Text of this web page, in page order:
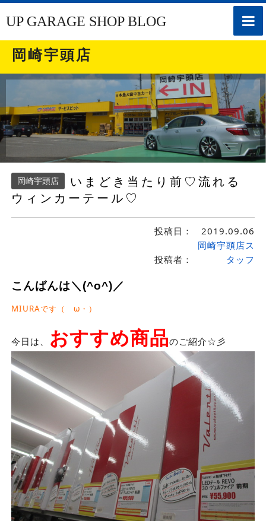
toggle
UP GARAGE SHOP BLOG
岡崎宇頭店
岡崎宇頭店
いまどき当たり前♡流れる
ウィンカーテール♡
投稿日： 2019.09.06
投稿者：
岡崎宇頭店ス
タッフ
こんばんは＼(^o^)／
MIURAです（ゝω・）
今日は、 おすすめ商品のご紹介☆彡